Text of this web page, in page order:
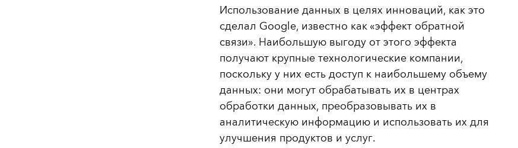
Использование данных в целях инноваций, как это
сделал Google, известно как «эффект обратной
связи». Наибольшую выгоду от этого эффекта
получают крупные технологические компании,
поскольку у них есть доступ к наибольшему объему
данных: они могут обрабатывать их в центрах
обработки данных, преобразовывать их в
аналитическую информацию и использовать их для
улучшения продуктов и услуг.